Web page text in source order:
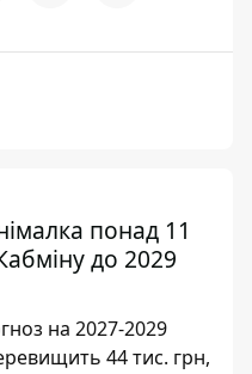
понад 11
до 2029
на 2027-2029
44 тис. грн,